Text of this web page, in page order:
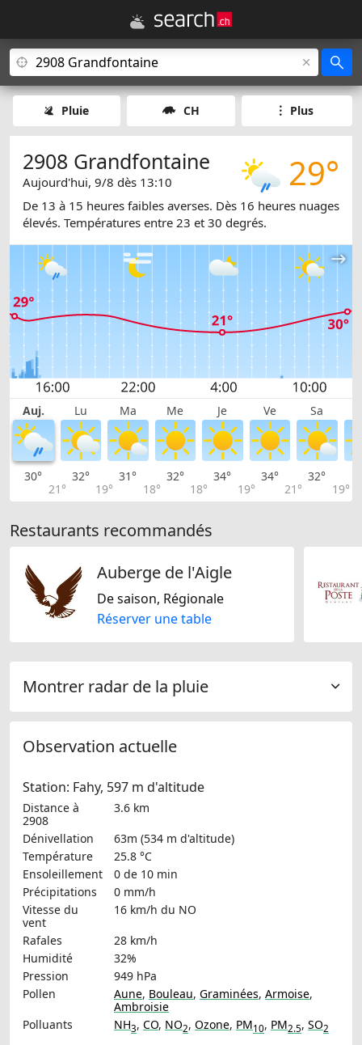
Pluie CH Plus
29°
2908 Grandfontaine
Aujourd'hui, 9/8 dès 13:10
De 13 à 15 heures faibles averses. Dès 16 heures nuages
élevés. Températures entre 23 et 30 degrés.
Auj. Lu Ma Me Je Ve Sa
30°
21°
32°
19°
31°
18°
32°
18°
34°
19°
34°
21°
32°
19°
Restaurants recommandés
Auberge de l'Aigle
De saison, Régionale
Réserver une table
Montrer radar de la pluie
Observation actuelle
Station: Fahy, 597 m d'altitude
Distance à
2908
3.6 km
Dénivellation
63m (534 m d'altitude)
Température
25.8 °C
Ensoleillement
0 de 10 min
Précipitations
0 mm/h
Vitesse du
vent
16 km/h du NO
Rafales
28 km/h
Humidité
32%
Pression
949 hPa
Pollen
Aune, Bouleau, Graminées, Armoise,
Ambroisie
Polluants
NH3, CO, NO2, Ozone, PM10, PM2.5, SO2